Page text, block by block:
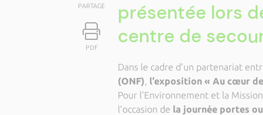
PARTAGE
PDF
présentée lors
centre de
Dans le cadre d’un partenariat
(ONF), l’exposition « Au cœur
Pour l'Environnement et la
l’occasion de la journée portes